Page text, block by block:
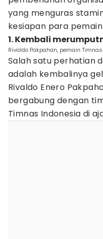
yang menguras
kesiapan para pemain.
1. Kembali
Rivaldo Pakpahan, pemain
Salah satu perhatian
adalah kembalinya
Rivaldo Enero
bergabung dengan
Timnas Indonesia di